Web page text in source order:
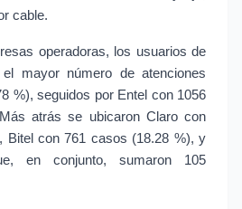
cable.
operadoras, los usuarios de
el mayor número de atenciones
%), seguidos por Entel con 1056
atrás se ubicaron Claro con
Bitel con 761 casos (18.28 %), y
en conjunto, sumaron 105